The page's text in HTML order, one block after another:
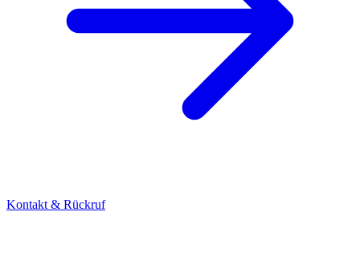
Kontakt & Rückruf